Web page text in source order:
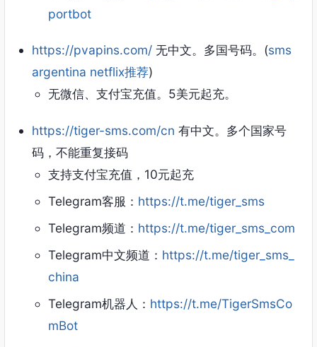
portbot
https://pvapins.com/ 无中文。多国号码。(sms
argentina netflix推荐)
无微信、支付宝充值。5美元起充。
https://tiger-sms.com/cn 有中文。多个国家号
码，不能重复接码
支持支付宝充值，10元起充
Telegram客服： https://t.me/tiger_sms
Telegram频道： https://t.me/tiger_sms_com
Telegram中文频道： https://t.me/tiger_sms_
china
Telegram机器人： https://t.me/TigerSmsCo
mBot